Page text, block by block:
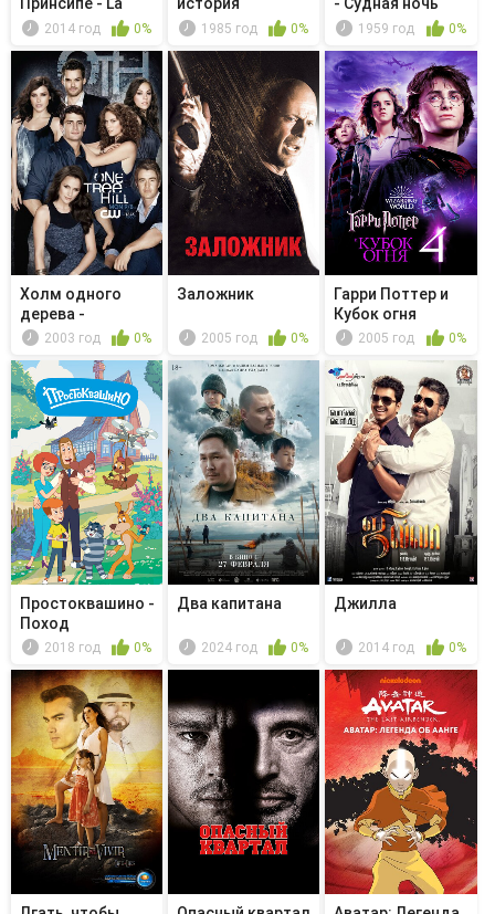
Принсипе - La
noche más larga
2014 год 0%
история
1985 год 0%
- Судная ночь
1959 год 0%
Холм одного
дерева -
Будущее нас
2003 год 0%
Заложник
2005 год 0%
Гарри Поттер и
Кубок огня
2005 год 0%
Простоквашино -
Поход
2018 год 0%
Два капитана
2024 год 0%
Джилла
2014 год 0%